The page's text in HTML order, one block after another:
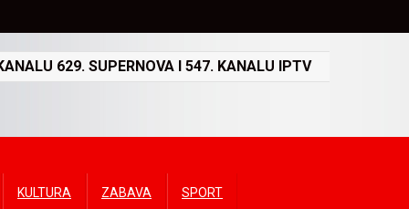
629. SUPERNOVA I 547. KANALU IPTV
KULTURA ZABAVA SPORT